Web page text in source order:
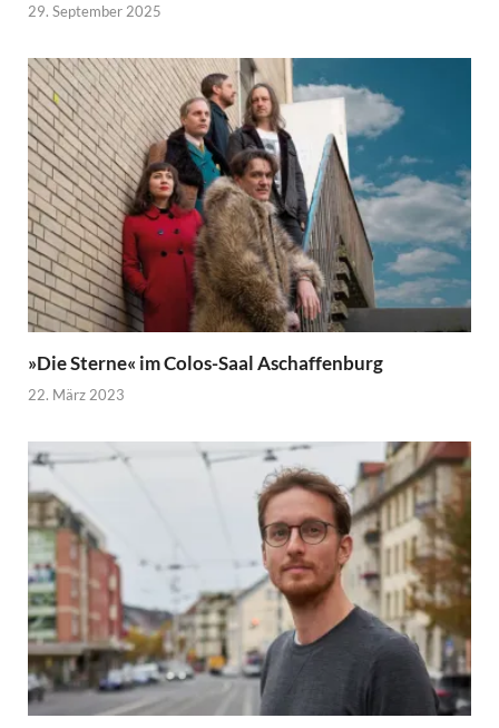
29. September 2025
»Die Sterne« im Colos-Saal Aschaffenburg
22. März 2023